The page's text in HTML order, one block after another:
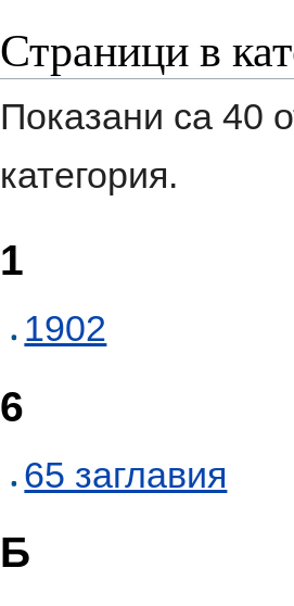
Страници в
Показани са 40
категория.
1
1902
6
65 заглавия
Б